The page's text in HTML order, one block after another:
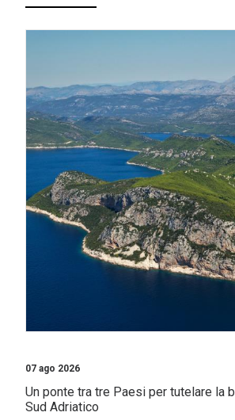
07 ago 2026
Un ponte tra tre Paesi per tutelare la
Sud Adriatico